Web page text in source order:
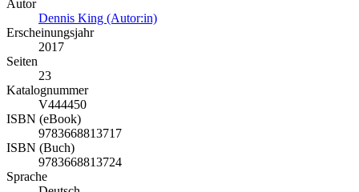
Autor
Dennis King (Autor:in)
Erscheinungsjahr
2017
Seiten
23
Katalognummer
V444450
ISBN (eBook)
9783668813717
ISBN (Buch)
9783668813724
Sprache